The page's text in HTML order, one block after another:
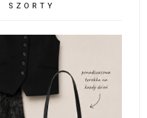
SZORTY